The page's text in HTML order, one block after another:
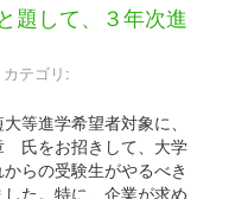
題して、３年次進
カテゴリ:
等進学希望者対象に、
をお招きして、大学
らの受験生がやるべき
た。特に、企業が求め